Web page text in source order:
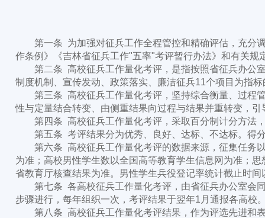
第一条 为加强对征兵工作全程管控和精确评估，充分调
作条例》《吉林省征兵工作"五率"考评暂行办法》和有关规
第二条 高校征兵工作量化考评，是指按照省征兵办公室
制度机制、宣传发动、政策落实、廉洁征兵11个项目为指
第三条 高校征兵工作量化考评，坚持综合衡量、过程管
性与定量结合转变、由侧重结果向过程与结果并重转变，
第四条 高校征兵工作量化考评，采取百分制计分方法，
第五条 考评结果分为优秀、良好、达标、不达标。得分
第六条 高校征兵工作量化考评的数据来源，征集任务以
为准；高校男性学生数以全国高等教育学生信息网为准；
省教育厅核查结果为准。男性学生兵役登记率统计截止时
第七条 各高校征兵工作量化考评，由省征兵办公室会同
步骤进行，每年组织一次，考评结果于翌年1月通报各高校
第八条 高校征兵工作量化考评结果，作为评选先进和表